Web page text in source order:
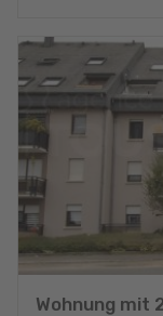
Wohnung mit